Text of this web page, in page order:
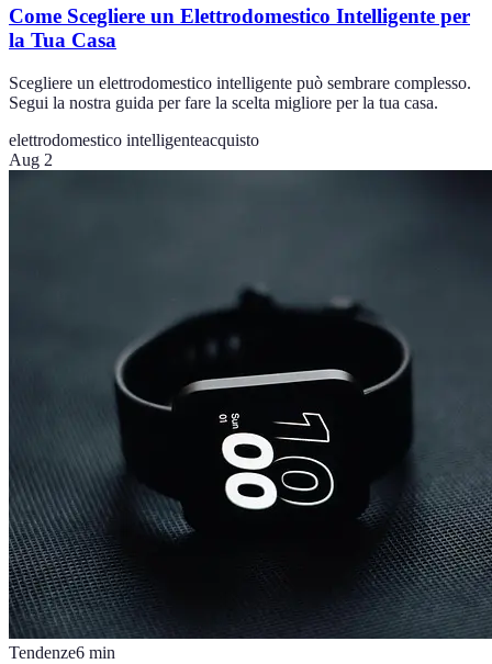
Come Scegliere un Elettrodomestico Intelligente per
la Tua Casa
Scegliere un elettrodomestico intelligente può sembrare complesso.
Segui la nostra guida per fare la scelta migliore per la tua casa.
elettrodomestico intelligenteacquisto
Aug 2
Tendenze6 min